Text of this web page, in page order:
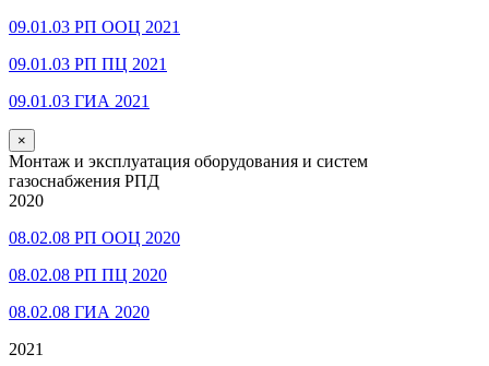
09.01.03 РП ООЦ 2021
09.01.03 РП ПЦ 2021
09.01.03 ГИА 2021
×
Монтаж и эксплуатация оборудования и систем
газоснабжения РПД
2020
08.02.08 РП ООЦ 2020
08.02.08 РП ПЦ 2020
08.02.08 ГИА 2020
2021